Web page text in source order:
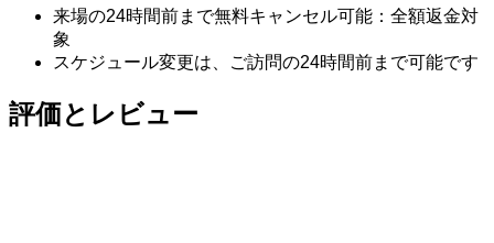
来場の24時間前まで無料キャンセル可能：全額返金対
象
スケジュール変更は、ご訪問の24時間前まで可能です
評価とレビュー